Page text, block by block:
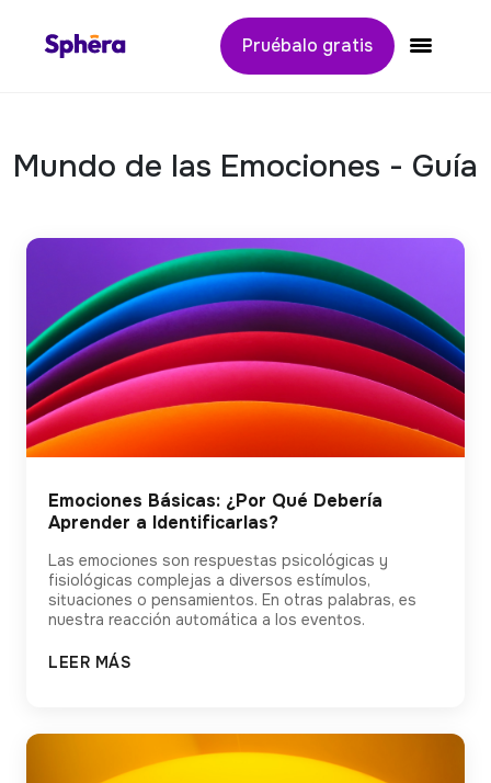
Pruébalo gratis Alternar
Mundo de las Emociones - Guía
Emociones Básicas: ¿Por Qué Debería
Aprender a Identificarlas?
Las emociones son respuestas psicológicas y
fisiológicas complejas a diversos estímulos,
situaciones o pensamientos. En otras palabras, es
nuestra reacción automática a los eventos.
LEER MÁS